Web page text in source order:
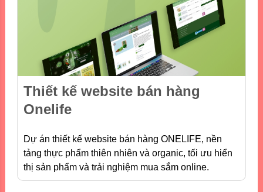
Thiết kế website bán hàng
Onelife
Dự án thiết kế website bán hàng ONELIFE, nền
tảng thực phẩm thiên nhiên và organic, tối ưu hiển
thị sản phẩm và trải nghiệm mua sắm online.